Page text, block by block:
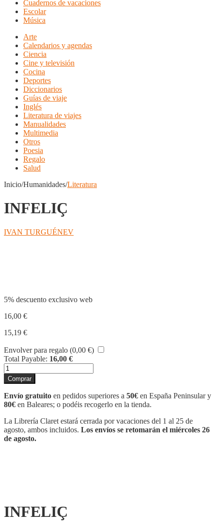
Cuadernos de vacaciones
Escolar
Música
Arte
Calendarios y agendas
Ciencia
Cine y televisión
Cocina
Deportes
Diccionarios
Guías de viaje
Inglés
Literatura de viajes
Manualidades
Multimedia
Otros
Poesia
Regalo
Salud
Inicio/Humanidades/Literatura
INFELIÇ
IVAN TURGUÉNEV
5% descuento exclusivo web
16,00 €
15,19 €
Envolver para regalo (0,00 €)
Total Payable: 16,00 €
INFELIÇ
cantidad
Comprar
Envío gratuito en pedidos superiores a 50€ en España Peninsular y
80€ en Baleares; o podéis recogerlo en la tienda.
La Librería Claret estará cerrada por vacaciones del 1 al 25 de
agosto, ambos incluidos. Los envíos se retomarán el miércoles 26
de agosto.
INFELIÇ